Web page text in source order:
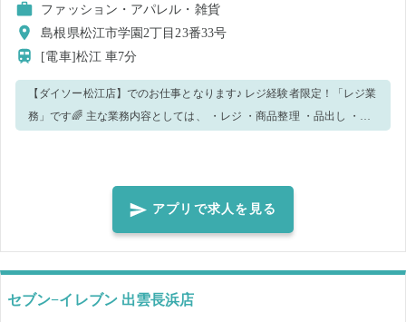
ファッション・アパレル・雑貨
島根県松江市学園2丁目23番33号
[電車]松江車7分
【ダイソー松江店】でのお仕事となります♪ レジ経験者限定！「レジ業
務」です🌈 主な業務内容としては、 ・レジ ・商品整理 ・品出し ・接
ば、周りのスタッフに聞いてください！ スタッフ一同お会いできるこ
と楽しみにしております🌸アプリで求人を見る
セブン−イレブン 出雲長浜店